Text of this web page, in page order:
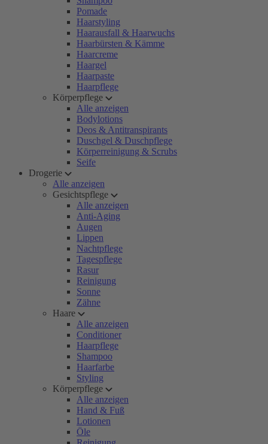
Pomade
Haarstyling
Haarausfall & Haarwuchs
Haarbürsten & Kämme
Haarcreme
Haargel
Haarpaste
Haarpflege
Körperpflege
Alle anzeigen
Bodylotions
Deos & Antitranspirants
Duschgel & Duschpflege
Körperreinigung & Scrubs
Seife
Drogerie
Alle anzeigen
Gesichtspflege
Alle anzeigen
Anti-Aging
Augen
Lippen
Nachtpflege
Tagespflege
Rasur
Reinigung
Sonne
Zähne
Haare
Alle anzeigen
Conditioner
Haarpflege
Shampoo
Haarfarbe
Styling
Körperpflege
Alle anzeigen
Hand & Fuß
Lotionen
Öle